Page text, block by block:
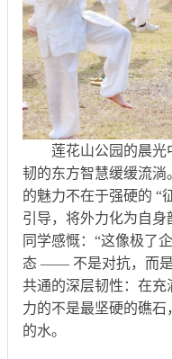
莲花山公园的晨光
韧的东方智慧缓缓流淌
的魅力不在于强硬的 “
引导，将外力化为自
同学感慨：“这像极了
态 —— 不是对抗，而是
共通的深层韧性：在
力的不是最坚硬的礁
的水。